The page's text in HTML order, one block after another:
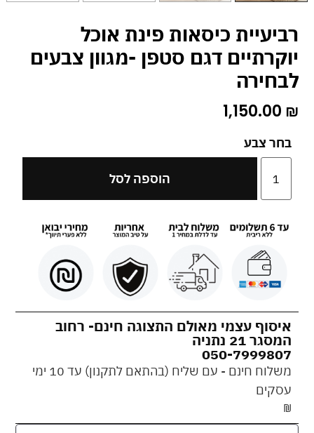
רביעיית כיסאות פינת אוכל
יוקרתיים דגם סטפן -מגוון צבעים
לבחירה
1,150.00 ₪
בחר צבע
הוספה לסל
איסוף עצמי מאולם התצוגה חינם- רחוב
המסגר 21 נתניה
050-7999807
משלוח חינם - עם שליח (בהתאם לתקנון) עד 10 ימי
עסקים
₪